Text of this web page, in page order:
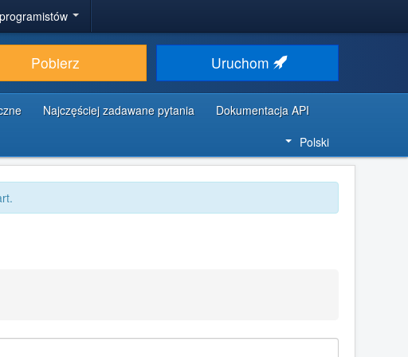
Pobierz Uruchom
Najczęściej zadawane pytania
Dokumentacja API
Polski